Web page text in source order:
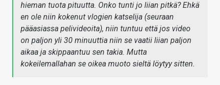
hieman tuota pituutta. Onko tunti jo liian pitkä? Ehkä
en ole niin kokenut vlogien katselija (seuraan
pääasiassa pelivideoita), niin tuntuu että jos video
on paljon yli 30 minuuttia niin se vaatii liian paljon
aikaa ja skippaantuu sen takia. Mutta
kokeilemallahan se oikea muoto sieltä löytyy sitten.